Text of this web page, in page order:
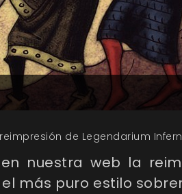
de Legendarium
nuestra web la
más puro estilo